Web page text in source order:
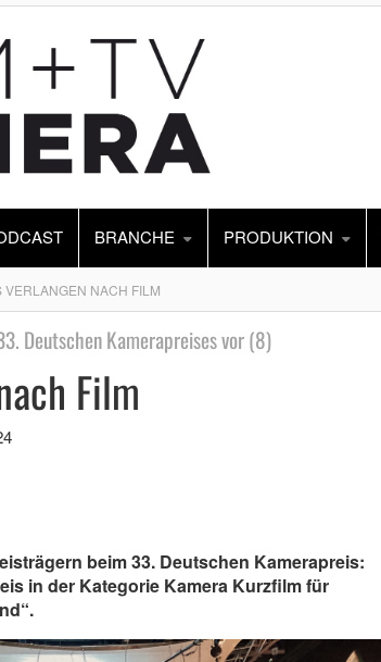
BRANCHE PRODUKTION
VERLANGEN NACH FILM
Deutschen Kamerapreises vor (8)
Film
beim 33. Deutschen Kamerapreis:
in der Kategorie Kamera Kurzfilm für